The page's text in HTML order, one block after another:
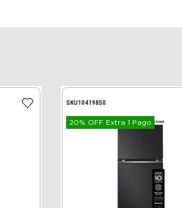
SKU10419850
20% OFF Extra 1 Pago